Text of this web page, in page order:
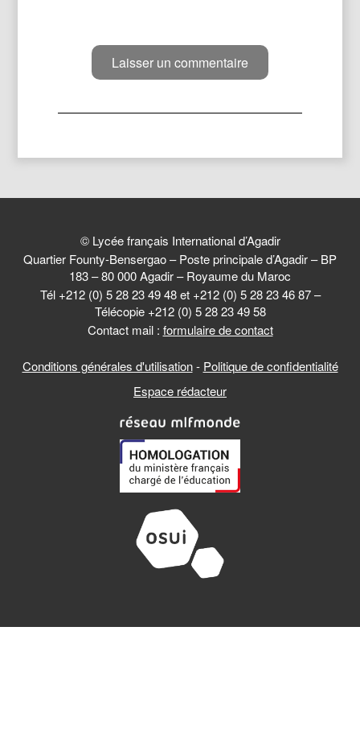
© Lycée français International d’Agadir
Quartier Founty-Bensergao – Poste principale d’Agadir – BP
183 – 80 000 Agadir – Royaume du Maroc
Tél +212 (0) 5 28 23 49 48 et +212 (0) 5 28 23 46 87 –
Télécopie +212 (0) 5 28 23 49 58
Contact mail : formulaire de contact
Conditions générales d'utilisation- Politique de confidentialité
Espace rédacteur